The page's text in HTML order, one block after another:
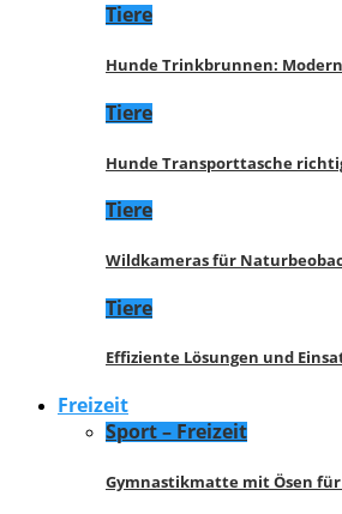
Tiere
Hunde Trinkbrunnen:
Tiere
Hunde Transporttasche
Tiere
Wildkameras für
Tiere
Effiziente Lösungen und
Freizeit
Sport – Freizeit
Gymnastikmatte mit Ösen